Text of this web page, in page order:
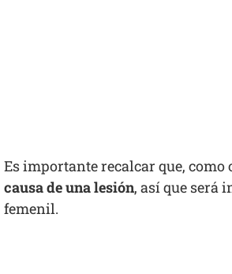
Es importante recalcar que, como
causa de una lesión, así que será
femenil.